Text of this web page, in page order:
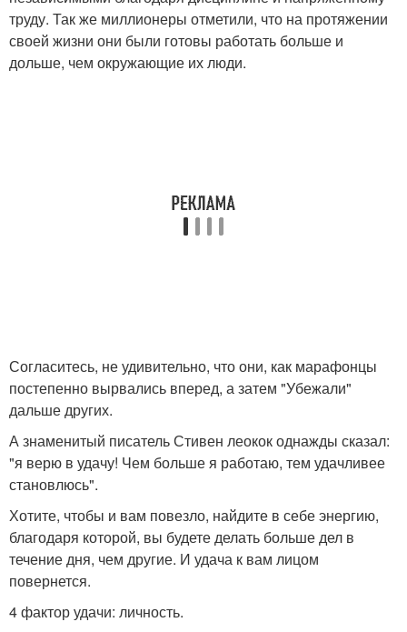
труду. Так же миллионеры отметили, что на протяжении
своей жизни они были готовы работать больше и
дольше, чем окружающие их люди.
Согласитесь, не удивительно, что они, как марафонцы
постепенно вырвались вперед, а затем "Убежали"
дальше других.
А знаменитый писатель Стивен леокок однажды сказал:
"я верю в удачу! Чем больше я работаю, тем удачливее
становлюсь".
Хотите, чтобы и вам повезло, найдите в себе энергию,
благодаря которой, вы будете делать больше дел в
течение дня, чем другие. И удача к вам лицом
повернется.
4 фактор удачи: личность.